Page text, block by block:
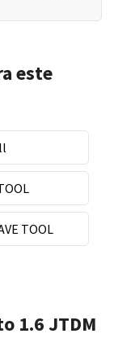
este
TOOL
1.6 JTDM